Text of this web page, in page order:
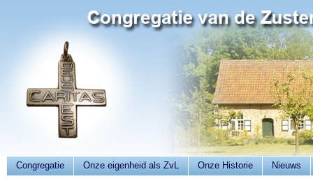
Congregatie Onze eigenheid als ZvL Onze Historie Nieuws